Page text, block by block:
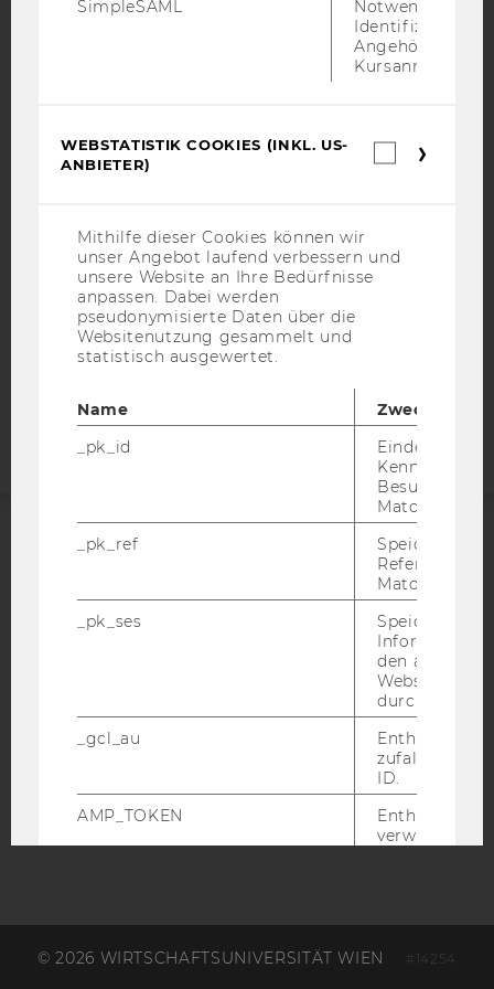
BARRIEREFREIHEITSERKLÄRUNG WEBSEITE
DATENSCHUTZERKLÄRUNG SOCIAL MEDIA
DATENSCHUTZERKLÄRUNG
STUDIENBEWERBER*INNEN UND STUDIERENDE
COOKIE EINSTELLUNGEN
ACCREDITED BY:
EQUIS AACSB
© 2026 WIRTSCHAFTSUNIVERSITÄT WIEN #14254
SimpleSAML
Notwendig zur
Identifizierung
Angehörige/r für
Kursanmeldung.
WEBSTATISTIK COOKIES (INKL. US-
ANBIETER)
Mithilfe dieser Cookies können wir
unser Angebot laufend verbessern und
unsere Website an Ihre Bedürfnisse
anpassen. Dabei werden
pseudonymisierte Daten über die
Websitenutzung gesammelt und
statistisch ausgewertet.
Name
Zweck
_pk_id
Eindeutige
Besuchers
Matomo.
_pk_ref
Speicherung
Referrers
Matomo.
_pk_ses
Speicherung
den aktuellen
durch
_gcl_au
Enthält eine
ID.
AMP_TOKEN
Enthält ein
verwendet
Anfrage im